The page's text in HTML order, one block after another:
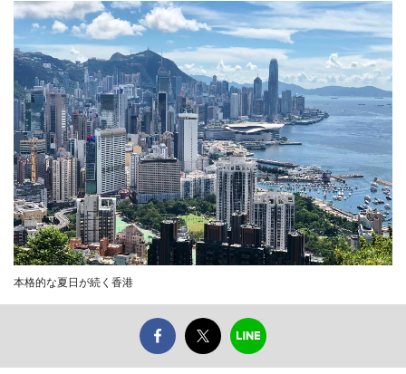
本格的な夏日が続く香港